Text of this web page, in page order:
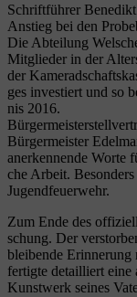
Schrift­füh­rer
Anstieg bei den
Die Abtei­lung
Mit­glie­der in der
der
ges inves­tiert und so
nis 2016.
Bür­ger­meis­ter
aner­ken­nen­de Wor­te
che Arbeit.
Jugendfeuerwehr.
Zum Ende des
schung. Der
blei­ben­de
fer­tig­te detail­liert
Kunst­werk sei­nes